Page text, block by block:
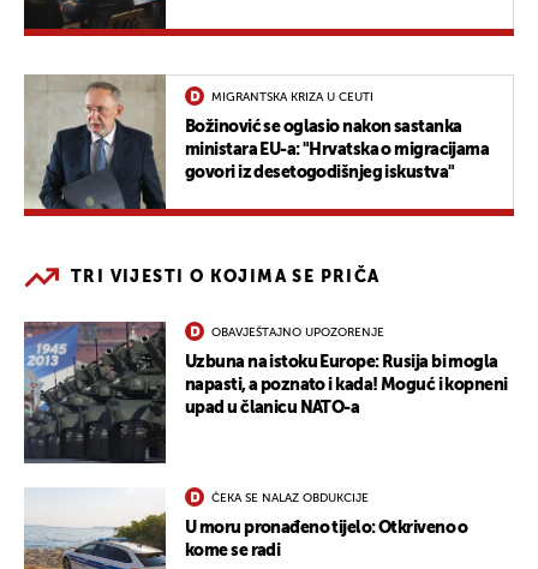
MIGRANTSKA KRIZA U CEUTI
Božinović se oglasio nakon sastanka
ministara EU-a: "Hrvatska o migracijama
govori iz desetogodišnjeg iskustva"
TRI VIJESTI O KOJIMA SE PRIČA
OBAVJEŠTAJNO UPOZORENJE
Uzbuna na istoku Europe: Rusija bi mogla
napasti, a poznato i kada! Moguć i kopneni
upad u članicu NATO-a
ČEKA SE NALAZ OBDUKCIJE
U moru pronađeno tijelo: Otkriveno o
kome se radi